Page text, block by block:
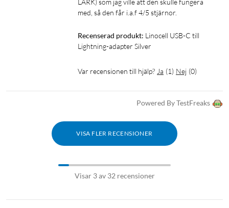
LARK) som jag ville att den skulle fungera
med, så den får i.a.f 4/5 stjärnor.
Recenserad produkt: Linocell USB-C till
Lightning-adapter Silver
Var recensionen till hjälp? Ja (1) Nej (0)
Powered By TestFreaks
VISA FLER RECENSIONER
Visar 3 av 32 recensioner